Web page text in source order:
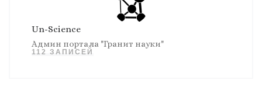
Un-Science
Админ портала "Гранит науки"
112 ЗАПИСЕЙ